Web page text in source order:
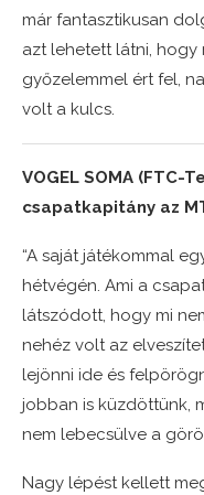
már fantasztikusan
azt lehetett látni, hogy
győzelemmel ért fel,
volt a kulcs.
VOGEL SOMA (FTC-
csapatkapitány az
“A saját játékommal
hétvégén. Ami a
látszódott, hogy mi
nehéz volt az
lejönni ide és
jobban is küzdöttünk,
nem lebecsülve a
Nagy lépést kellett